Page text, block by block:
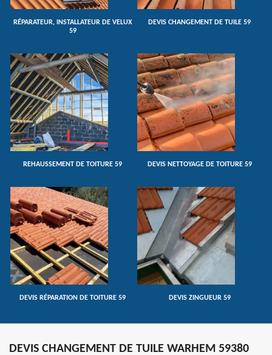
RÉPARATEUR, INSTALLATEUR DE VELUX
59
DEVIS CHANGEMENT DE TUILE 59
REHAUSSEMENT DE TOITURE 59 DEVIS NETTOYAGE DE TOITURE 59
DEVIS RÉPARATION DE TOITURE 59 DEVIS ZINGUEUR 59
DEVIS CHANGEMENT DE TUILE WARHEM 59380